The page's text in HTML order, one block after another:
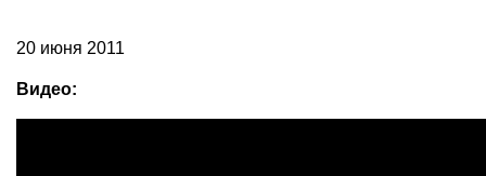
20 июня 2011
Видео: